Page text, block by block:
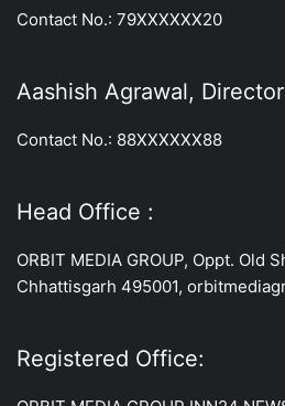
Contact No.: 79XXXXXX20
Aashish Agrawal, Director
Contact No.: 88XXXXXX88
Head Office :
ORBIT MEDIA GROUP, Oppt. Old
Chhattisgarh 495001,
Registered Office: